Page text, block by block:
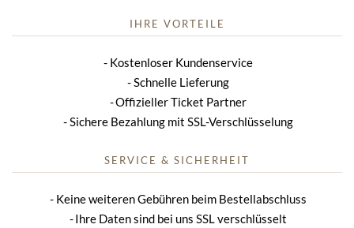
IHRE VORTEILE
Kostenloser Kundenservice
Schnelle Lieferung
Offizieller Ticket Partner
Sichere Bezahlung mit SSL-Verschlüsselung
SERVICE & SICHERHEIT
Keine weiteren Gebühren beim Bestellabschluss
Ihre Daten sind bei uns SSL verschlüsselt